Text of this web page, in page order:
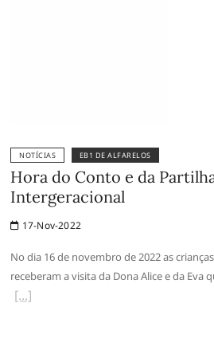
NOTÍCIAS EB1 DE ALFARELOS
Hora do Conto e da
Intergeracional
17-Nov-2022
No dia 16 de novembro de 2022 as
receberam a visita da Dona Alice e da Eva